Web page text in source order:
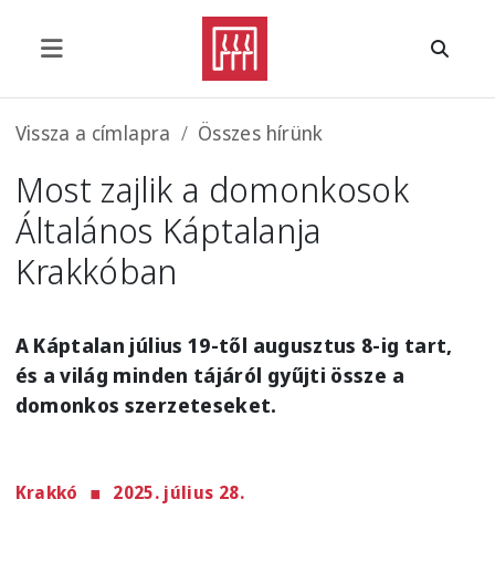
Morzsa
Vissza a címlapra Összes hírünk
Most zajlik a domonkosok
Általános Káptalanja
Krakkóban
A Káptalan július 19-től augusztus 8-ig tart,
és a világ minden tájáról gyűjti össze a
domonkos szerzeteseket.
Krakkó 2025. július 28.